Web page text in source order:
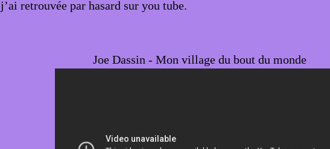
j’ai retrouvée par hasard sur you tube.
Joe Dassin - Mon village du bout du monde